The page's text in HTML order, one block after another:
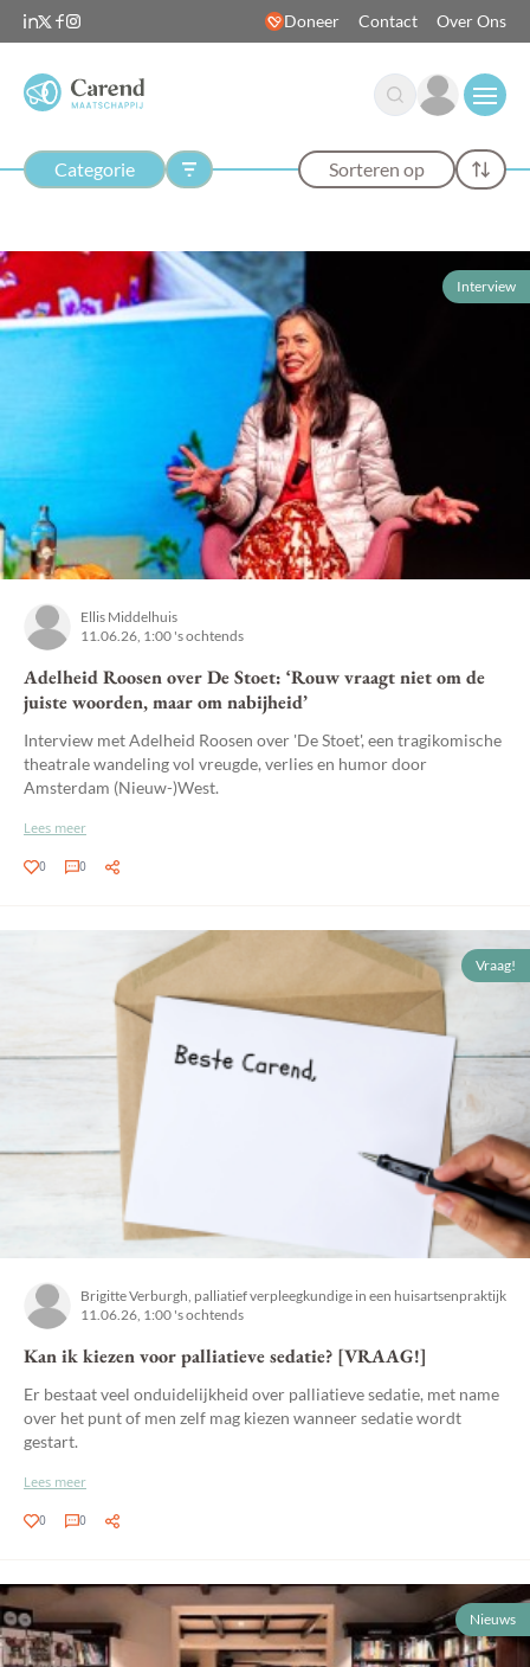
Doneer Contact Over Ons
Categorie Sorteren op
Interview
Ellis Middelhuis
11.06.26, 1:00 's ochtends
Adelheid Roosen over De Stoet: ‘Rouw vraagt niet om de
juiste woorden, maar om nabijheid’
Interview met Adelheid Roosen over 'De Stoet', een tragikomische
theatrale wandeling vol vreugde, verlies en humor door
Amsterdam (Nieuw-)West.
Lees meer
0 0
Vraag!
Brigitte Verburgh, palliatief verpleegkundige in een huisartsenpraktijk
11.06.26, 1:00 's ochtends
Kan ik kiezen voor palliatieve sedatie? [VRAAG!]
Er bestaat veel onduidelijkheid over palliatieve sedatie, met name
over het punt of men zelf mag kiezen wanneer sedatie wordt
gestart.
Lees meer
0 0
Nieuws